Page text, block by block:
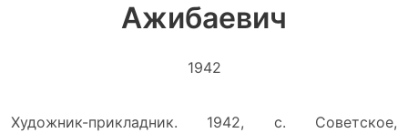
Ажибаевич
1942
Художник-прикладник. 1942, с. Советское,